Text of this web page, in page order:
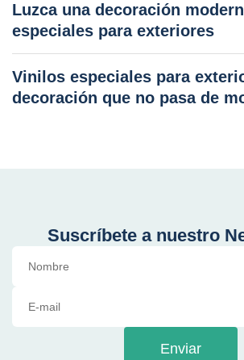
Luzca una decoración
especiales para exteriores
Vinilos especiales para
decoración que no pasa de
Suscríbete a nuestro
Enviar